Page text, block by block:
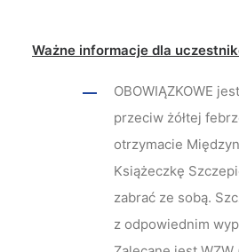
Ważne informacje dla
OBOWIĄZKOWE
przeciw żółtej
otrzymacie
Książeczkę
zabrać ze sobą.
z odpowiednim